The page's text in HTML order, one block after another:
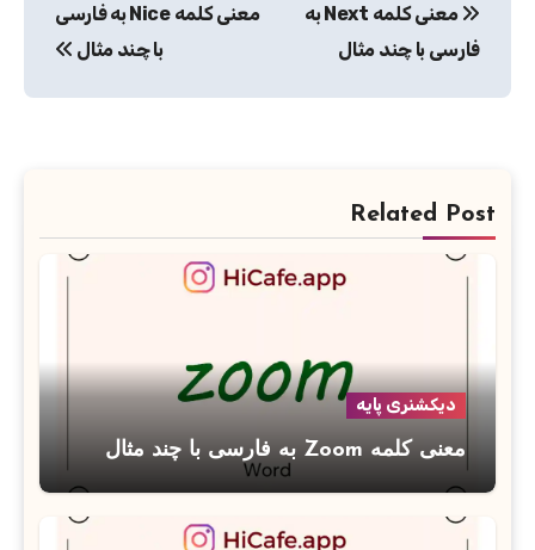
نوشته
معنی کلمه Next به
فارسی با چند مثال
معنی کلمه Nice به فارسی
با چند مثال
Related Post
دیکشنری پایه
معنی کلمه Zoom به فارسی با چند مثال